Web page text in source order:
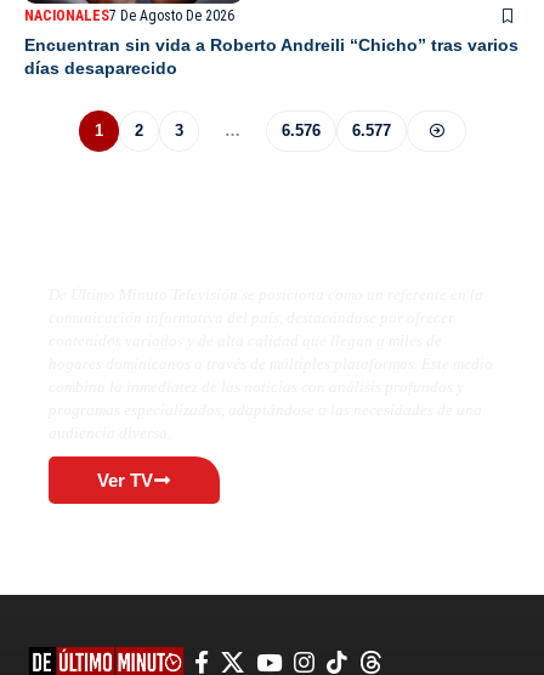
NACIONALES7 De Agosto De 2026
Encuentran sin vida a Roberto Andreili “Chicho” tras varios
días desaparecido
1 2 3 … 6.576 6.577
Ver TV